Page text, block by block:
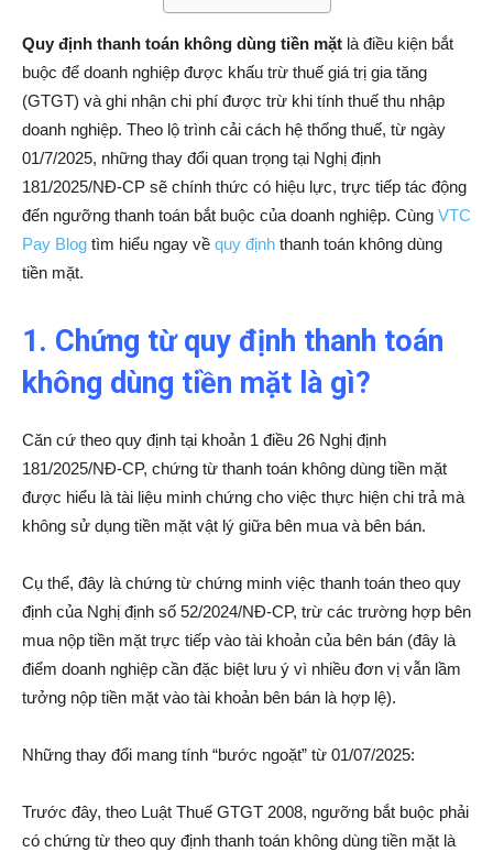
Quy định thanh toán không dùng tiền mặt là điều kiện bắt
buộc để doanh nghiệp được khấu trừ thuế giá trị gia tăng
(GTGT) và ghi nhận chi phí được trừ khi tính thuế thu nhập
doanh nghiệp. Theo lộ trình cải cách hệ thống thuế, từ ngày
01/7/2025, những thay đổi quan trọng tại Nghị định
181/2025/NĐ-CP sẽ chính thức có hiệu lực, trực tiếp tác động
đến ngưỡng thanh toán bắt buộc của doanh nghiệp. Cùng VTC
Pay Blog tìm hiểu ngay về quy định thanh toán không dùng
tiền mặt.
1. Chứng từ quy định thanh toán
không dùng tiền mặt là gì?
Căn cứ theo quy định tại khoản 1 điều 26 Nghị định
181/2025/NĐ-CP, chứng từ thanh toán không dùng tiền mặt
được hiểu là tài liệu minh chứng cho việc thực hiện chi trả mà
không sử dụng tiền mặt vật lý giữa bên mua và bên bán.
Cụ thể, đây là chứng từ chứng minh việc thanh toán theo quy
định của Nghị định số 52/2024/NĐ-CP, trừ các trường hợp bên
mua nộp tiền mặt trực tiếp vào tài khoản của bên bán (đây là
điểm doanh nghiệp cần đặc biệt lưu ý vì nhiều đơn vị vẫn lầm
tưởng nộp tiền mặt vào tài khoản bên bán là hợp lệ).
Những thay đổi mang tính “bước ngoặt” từ 01/07/2025:
Trước đây, theo Luật Thuế GTGT 2008, ngưỡng bắt buộc phải
có chứng từ theo quy định thanh toán không dùng tiền mặt là